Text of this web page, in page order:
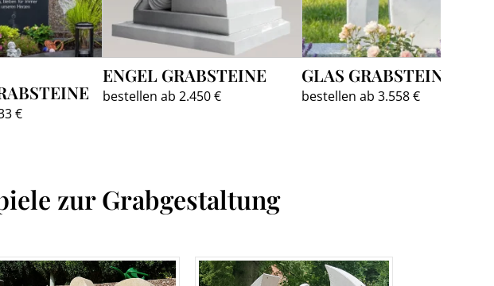
€
ENGEL GRABSTEINE
bestellen ab 2.450 €
GLAS GRABSTEINE
bestellen ab 3.558 €
zur Grabgestaltung